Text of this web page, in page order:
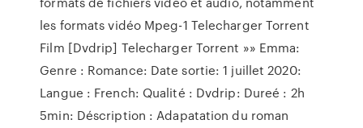
les formats vidéo Mpeg-1 Telecharger Torrent
Film [Dvdrip] Telecharger Torrent »» Emma:
Genre : Romance: Date sortie: 1 juillet 2020:
Langue : French: Qualité : Dvdrip: Dureé : 2h
5min: Déscription : Adapatation du roman